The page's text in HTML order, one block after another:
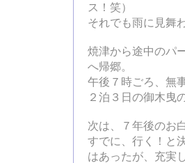
ス！笑）
それでも雨に見舞
焼津から途中のパ
へ帰郷。
午後７時ごろ、無
２泊３日の御木曳
次は、７年後のお
すでに、行く！と
はあったが、充実